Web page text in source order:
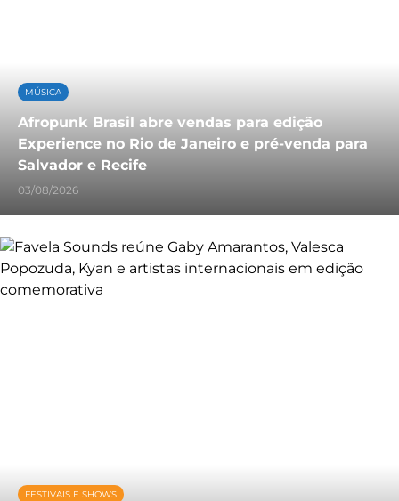
MÚSICA
Afropunk Brasil abre vendas para edição
Experience no Rio de Janeiro e pré-venda para
Salvador e Recife
03/08/2026
FESTIVAIS E SHOWS